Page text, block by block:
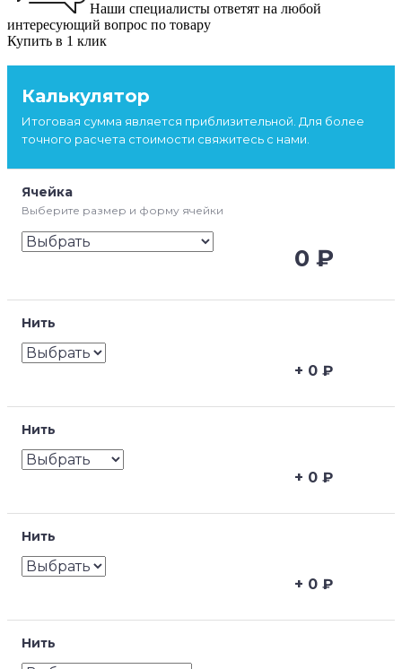
Наши специалисты ответят на любой
интересующий вопрос по товару
Купить в 1 клик
Калькулятор
Итоговая сумма является приблизительной. Для более
точного расчета стоимости свяжитесь с нами.
Ячейка
Выберите размер и форму ячейки
0 ₽
Нить
0 ₽
Нить
0 ₽
Нить
0 ₽
Нить